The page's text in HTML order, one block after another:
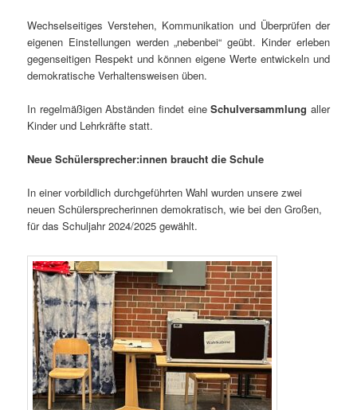
Wechselseitiges Verstehen, Kommunikation und Überprüfen der
eigenen Einstellungen werden „nebenbei“ geübt. Kinder erleben
gegenseitigen Respekt und können eigene Werte entwickeln und
demokratische Verhaltensweisen üben.
In regelmäßigen Abständen findet eineSchulversammlung aller
Kinder und Lehrkräfte statt.
Neue Schülersprecher:innen braucht die Schule
In einer vorbildlich durchgeführten Wahl wurden unsere zwei
neuen Schülersprecherinnen demokratisch, wie bei den Großen,
für das Schuljahr 2024/2025 gewählt.